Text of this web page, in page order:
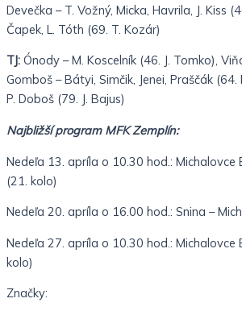
Devečka – T. Vožný, Micka, Havrila, J. Kiss
Čapek, L. Tóth (69. T. Kozár)
TJ: Ónody – M. Koscelník (46. J. Tomko),
Gomboš – Bátyi, Simčik, Jenei, Praščák (64.
P. Doboš (79. J. Bajus)
Najbližší program MFK Zemplín:
Nedeľa 13. apríla o 10.30 hod.: Michalovce
(21. kolo)
Nedeľa 20. apríla o 16.00 hod.: Snina –
Nedeľa 27. apríla o 10.30 hod.: Michalovce
kolo)
Značky: